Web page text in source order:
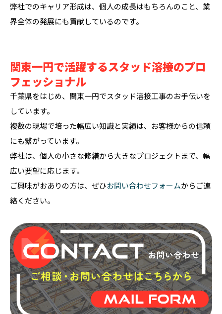
弊社でのキャリア形成は、個人の成長はもちろんのこと、業
界全体の発展にも貢献しているのです。
関東一円で活躍するスタッド溶接のプロ
フェッショナル
千葉県をはじめ、関東一円でスタッド溶接工事のお手伝いを
しています。
複数の現場で培った幅広い知識と実績は、お客様からの信頼
にも繋がっています。
弊社は、個人の小さな修繕から大きなプロジェクトまで、幅
広い要望に応じます。
ご興味がおありの方は、ぜひお問い合わせフォームからご連
絡ください。